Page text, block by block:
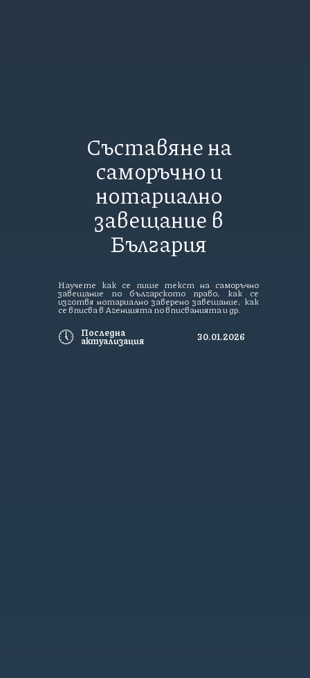
Съставяне на
саморъчно и
нотариално
завещание в
България
Научете как се пише текст на саморъчно
завещание по българското право, как се
изготвя нотариално заверено завещание, как
се вписва в Агенцията по вписванията и др.
🕔 Последна
актуализация 30.01.2026